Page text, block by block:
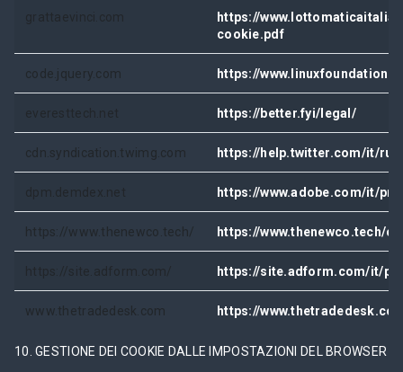
grattaevinci.com
https://
cookie.pdf
code.jquery.com https://
everesttech.net https://better.fyi/legal/
cdn.syndication.twimg.com https://help.twitter.com/it/
dpm.demdex.net https://www.adobe.com/it/
https://www.thenewco.tech/ https://www.thenewco.tech/
https://site.adform.com/ https://site.adform.com/it/
www.thetradedesk.com https://
10. GESTIONE DEI COOKIE DALLE IMPOSTAZIONI DEL BROWSER